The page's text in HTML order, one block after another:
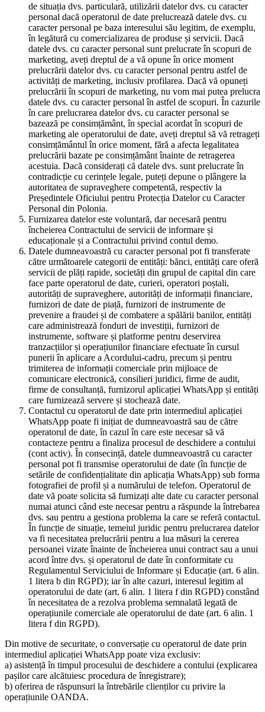
de situația dvs. particulară, utilizării datelor dvs. cu caracter
personal dacă operatorul de date prelucrează datele dvs. cu
caracter personal pe baza interesului său legitim, de exemplu,
în legătură cu comercializarea de produse și servicii. Dacă
datele dvs. cu caracter personal sunt prelucrate în scopuri de
marketing, aveți dreptul de a vă opune în orice moment
prelucrării datelor dvs. cu caracter personal pentru astfel de
activități de marketing, inclusiv profilarea. Dacă vă opuneți
prelucrării în scopuri de marketing, nu vom mai putea prelucra
datele dvs. cu caracter personal în astfel de scopuri. În cazurile
în care prelucrarea datelor dvs. cu caracter personal se
bazează pe consimțământ, în special acordat în scopuri de
marketing ale operatorului de date, aveți dreptul să vă retrageți
consimțământul în orice moment, fără a afecta legalitatea
prelucrării bazate pe consimțământ înainte de retragerea
acestuia. Dacă considerați că datele dvs. sunt prelucrate în
contradicție cu cerințele legale, puteți depune o plângere la
autoritatea de supraveghere competentă, respectiv la
Președintele Oficiului pentru Protecția Datelor cu Caracter
Personal din Polonia.
Furnizarea datelor este voluntară, dar necesară pentru
încheierea Contractului de servicii de informare și
educaționale și a Contractului privind contul demo.
Datele dumneavoastră cu caracter personal pot fi transferate
către următoarele categorii de entități: bănci, entități care oferă
servicii de plăți rapide, societăți din grupul de capital din care
face parte operatorul de date, curieri, operatori poștali,
autorități de supraveghere, autorități de informații financiare,
furnizori de date de piață, furnizori de instrumente de
prevenire a fraudei și de combatere a spălării banilor, entități
care administrează fonduri de investiții, furnizori de
instrumente, software și platforme pentru deservirea
tranzacțiilor și operațiunilor financiare efectuate în cursul
punerii în aplicare a Acordului-cadru, precum și pentru
trimiterea de informații comerciale prin mijloace de
comunicare electronică, consilieri juridici, firme de audit,
firme de consultanță, furnizorul aplicației WhatsApp și entități
care furnizează servere și stochează date.
Contactul cu operatorul de date prin intermediul aplicației
WhatsApp poate fi inițiat de dumneavoastră sau de către
operatorul de date, în cazul în care este necesar să vă
contacteze pentru a finaliza procesul de deschidere a contului
(cont activ). În consecință, datele dumneavoastră cu caracter
personal pot fi transmise operatorului de date (în funcție de
setările de confidențialitate din aplicația WhatsApp) sub forma
fotografiei de profil și a numărului de telefon. Operatorul de
date vă poate solicita să furnizați alte date cu caracter personal
numai atunci când este necesar pentru a răspunde la întrebarea
dvs. sau pentru a gestiona problema la care se referă contactul.
În funcție de situație, temeiul juridic pentru prelucrarea datelor
va fi necesitatea prelucrării pentru a lua măsuri la cererea
persoanei vizate înainte de încheierea unui contract sau a unui
acord între dvs. și operatorul de date în conformitate cu
Regulamentul Serviciului de Informare și Educație (art. 6 alin.
1 litera b din RGPD); iar în alte cazuri, interesul legitim al
operatorului de date (art. 6 alin. 1 litera f din RGPD) constând
în necesitatea de a rezolva problema semnalată legată de
operațiunile comerciale ale operatorului de date (art. 6 alin. 1
litera f din RGPD).
Din motive de securitate, o conversație cu operatorul de date prin
intermediul aplicației WhatsApp poate viza exclusiv:
a) asistență în timpul procesului de deschidere a contului (explicarea
pașilor care alcătuiesc procedura de înregistrare);
b) oferirea de răspunsuri la întrebările clienților cu privire la
operațiunile OANDA.